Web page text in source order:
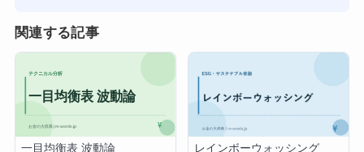
関連する記事
一目均衡表 波動論 レインボーウォッシング